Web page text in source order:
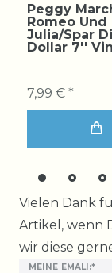
Peggy
Romeo Und
Julia/Spar
Dollar 7''
7,99 € *
Vielen Dank
Artikel, wenn
wir diese
MEINE EMALI:*